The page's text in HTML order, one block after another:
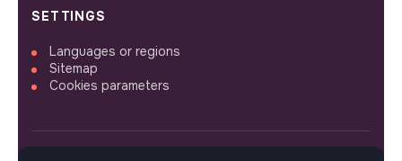
SETTINGS
Languages or regions
Sitemap
Cookies parameters